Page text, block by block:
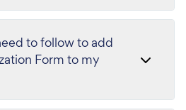
to follow to add
Form to my